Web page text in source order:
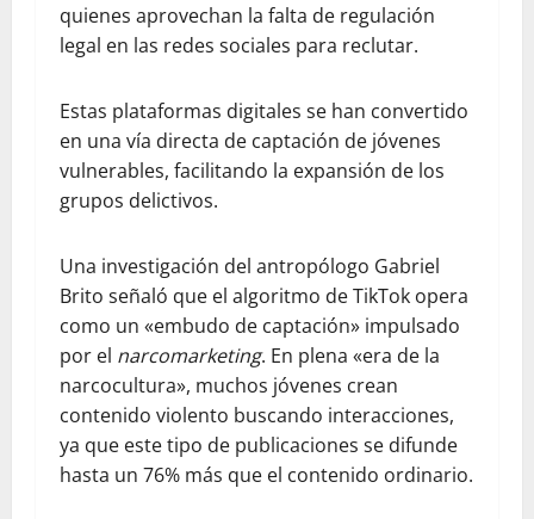
quienes aprovechan la falta de regulación
legal en las redes sociales para reclutar.
Estas plataformas digitales se han convertido
en una vía directa de captación de jóvenes
vulnerables, facilitando la expansión de los
grupos delictivos.
Una investigación del antropólogo Gabriel
Brito señaló que el algoritmo de TikTok opera
como un «embudo de captación» impulsado
por el narcomarketing. En plena «era de la
narcocultura», muchos jóvenes crean
contenido violento buscando interacciones,
ya que este tipo de publicaciones se difunde
hasta un 76% más que el contenido ordinario.